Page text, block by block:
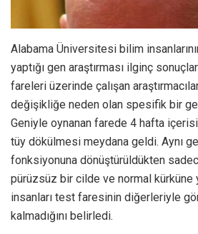
Alabama Üniversitesi bilim
yaptığı gen araştırması ilginç
fareleri üzerinde çalışan
değişikliğe neden olan spesifik bir
Geniyle oynanan farede 4 hafta
tüy dökülmesi meydana geldi. Aynı
fonksiyonuna dönüştürüldükten
pürüzsüz bir cilde ve normal kürküne
insanları test faresinin diğerleriyle
kalmadığını belirledi.